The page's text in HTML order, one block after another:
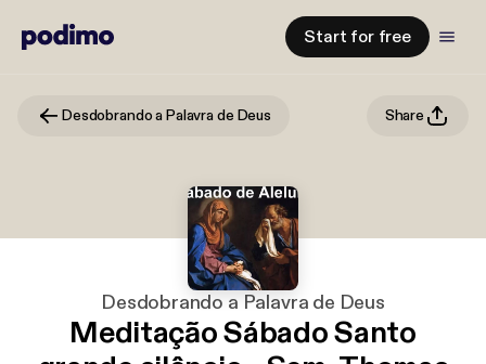
Start for free
Desdobrando a Palavra de Deus Share
Desdobrando a Palavra de Deus
Meditação Sábado Santo